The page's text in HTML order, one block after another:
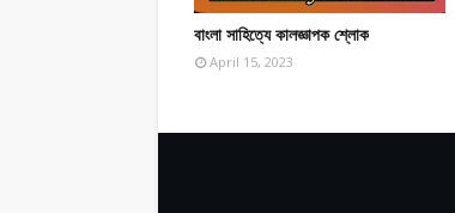
বাংলা সাহিত্যে কালজ্ঞাপক শ্লোক
April 15, 2023